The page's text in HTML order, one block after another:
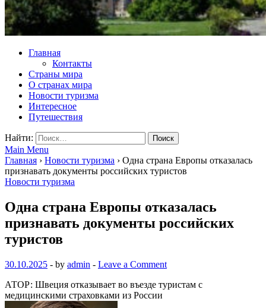
Туристические новости
Главная
Контакты
Страны мира
О странах мира
Новости туризма
Интересное
Путешествия
Найти:
Main Menu
Главная › Новости туризма › Одна страна Европы отказалась
признавать документы российских туристов
Новости туризма
Одна страна Европы отказалась
признавать документы российских
туристов
30.10.2025 - by admin - Leave a Comment
АТОР: Швеция отказывает во въезде туристам с
медицинскими страховками из России